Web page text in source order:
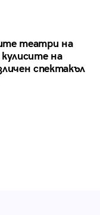
театри на
на
спектакъл